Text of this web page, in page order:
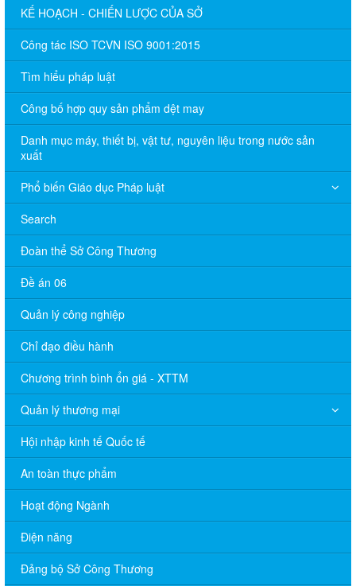
KẾ HOẠCH - CHIẾN LƯỢC CỦA SỞ
Công tác ISO TCVN ISO 9001:2015
Tìm hiểu pháp luật
Công bố hợp quy sản phẩm dệt may
Danh mục máy, thiết bị, vật tư, nguyên liệu trong nước sản
xuất
Phổ biến Giáo dục Pháp luật
Search
Đoàn thể Sở Công Thương
Đề án 06
Quản lý công nghiệp
Chỉ đạo điều hành
Chương trình bình ổn giá - XTTM
Quản lý thương mại
Hội nhập kinh tế Quốc tế
An toàn thực phẩm
Hoạt động Ngành
Điện năng
Đảng bộ Sở Công Thương